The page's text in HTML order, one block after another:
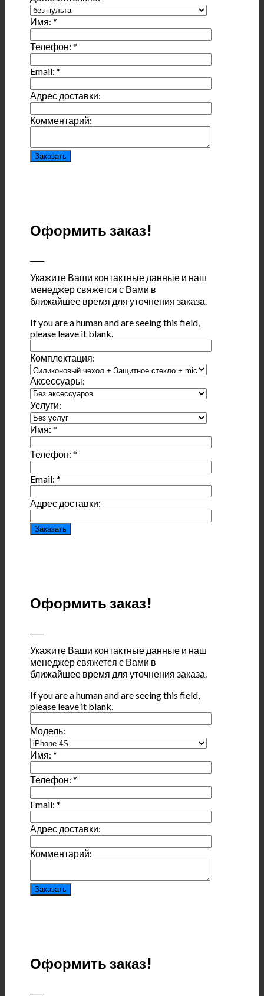
Имя:*
Телефон:*
Email:*
Адрес доставки:
Комментарий:
Оформить заказ!
Укажите Ваши контактные данные и наш
менеджер свяжется с Вами в
ближайшее время для уточнения заказа.
If you are a human and are seeing this field,
please leave it blank.
Комплектация:
Аксессуары:
Услуги:
Имя:*
Телефон:*
Email:*
Адрес доставки:
Оформить заказ!
Укажите Ваши контактные данные и наш
менеджер свяжется с Вами в
ближайшее время для уточнения заказа.
If you are a human and are seeing this field,
please leave it blank.
Модель:
Имя:*
Телефон:*
Email:*
Адрес доставки:
Комментарий:
Оформить заказ!